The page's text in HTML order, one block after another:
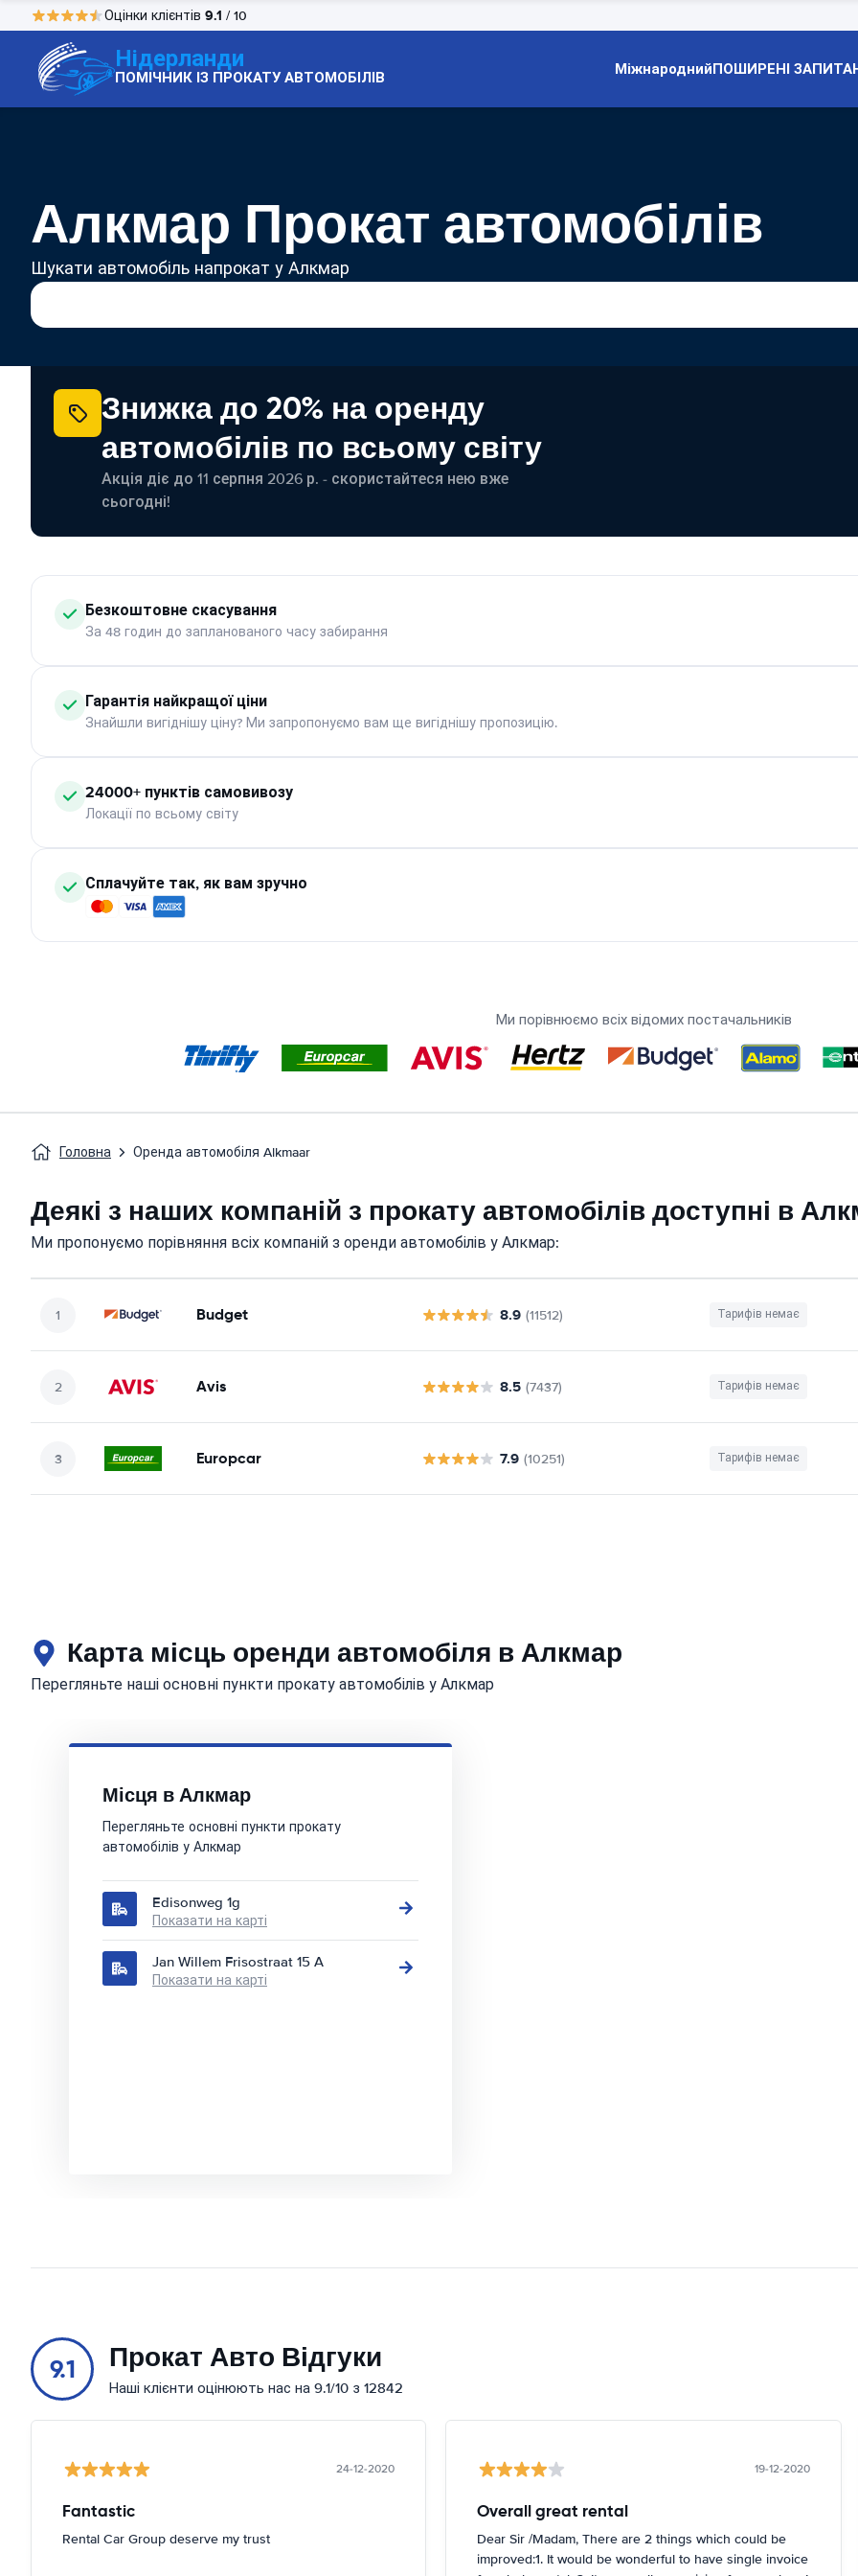
Оцінки клієнтів 9.1 / 10
Нідерланди
ПОМІЧНИК ІЗ ПРОКАТУ АВТОМОБІЛІВ МіжнароднийПОШИРЕНІ
Алкмар Прокат автомобілів
Шукати автомобіль напрокат у Алкмар
Знижка до 20% на оренду
автомобілів по всьому світу
Акція діє до 11 серпня 2026 р. - скористайтеся нею вже
сьогодні!
Безкоштовне скасування
За 48 годин до запланованого часу забирання
Гарантія найкращої ціни
Знайшли вигіднішу ціну? Ми запропонуємо вам ще вигіднішу пропозицію.
24000+ пунктів самовивозу
Локації по всьому світу
Сплачуйте так, як вам зручно
Ми порівнюємо всіх відомих постачальників
Головна Оренда автомобіля Alkmaar
Деякі з наших компаній з прокату автомобілів доступні в
Ми пропонуємо порівняння всіх компаній з оренди автомобілів у Алкмар:
Budget 8.9 (11512) Тарифів немає
Avis 8.5 (7437) Тарифів немає
Europcar 7.9 (10251) Тарифів немає
Карта місць оренди автомобіля в Алкмар
Перегляньте наші основні пункти прокату автомобілів у Алкмар
Місця в Алкмар
Перегляньте основні пункти прокату
автомобілів у Алкмар
Edisonweg 1g
Показати на карті
Jan Willem Frisostraat 15 A
Показати на карті
9.1 Прокат Авто Відгуки
Наші клієнти оцінюють нас на 9.1/10 з 12842
24-12-2020
Fantastic
Rental Car Group deserve my trust
19-12-2020
Overall great rental
Dear Sir /Madam, There are 2 things which could be
improved:1. It would be wonderful to have single invoice